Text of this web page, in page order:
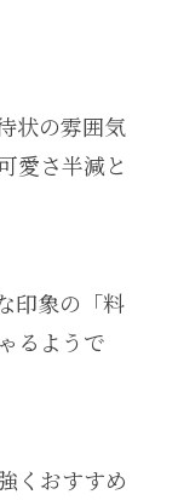
状の雰囲気
愛さ半減と
印象の「 料
るようで
くおすすめ